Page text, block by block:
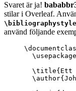
Svaret är ja!
stilar i Overleaf.
använd följande
\usepackage
\title{Ett
\author